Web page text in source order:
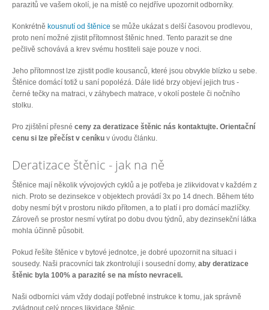
parazitů ve vašem okolí, je na místě co nejdříve upozornit odborníky.
Konkrétně kousnutí od štěnice se může ukázat s delší časovou prodlevou,
proto není možné zjistit přítomnost štěnic hned. Tento parazit se dne
pečlivě schovává a krev svému hostiteli saje pouze v noci.
Jeho přítomnost lze zjistit podle kousanců, které jsou obvykle blízko u sebe.
Štěnice domácí totiž u saní popolézá. Dále lidé brzy objeví jejich trus -
černé tečky na matraci, v záhybech matrace, v okolí postele či nočního
stolku.
Pro zjištění přesné ceny za deratizace štěnic nás kontaktujte. Orientační
cenu si lze přečíst v ceníku v úvodu článku.
Deratizace štěnic - jak na ně
Štěnice mají několik vývojových cyklů a je potřeba je zlikvidovat v každém z
nich. Proto se dezinsekce v objektech provádí 3x po 14 dnech. Během této
doby nesmí být v prostoru nikdo přítomen, a to platí i pro domácí mazlíčky.
Zároveň se prostor nesmí vytírat po dobu dvou týdnů, aby dezinsekční látka
mohla účinně působit.
Pokud řešíte štěnice v bytové jednotce, je dobré upozornit na situaci i
sousedy. Naši pracovníci tak zkontrolují i sousední domy, aby deratizace
štěnic byla 100% a parazité se na místo nevraceli.
Naši odborníci vám vždy dodají potřebné instrukce k tomu, jak správně
zvládnout celý proces likvidace štěnic.